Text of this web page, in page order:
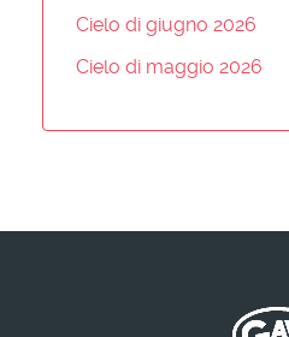
Cielo di giugno 2026
Cielo di maggio 2026